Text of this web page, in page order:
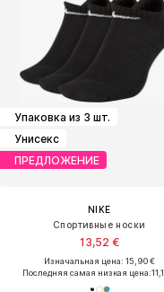
Упаковка из 3 шт.
Унисекс
ПРЕДЛОЖЕНИЕ
NIKE
Спортивные носки
13,52 €
Изначальная цена: 15,90 €
Последняя самая низкая цена: